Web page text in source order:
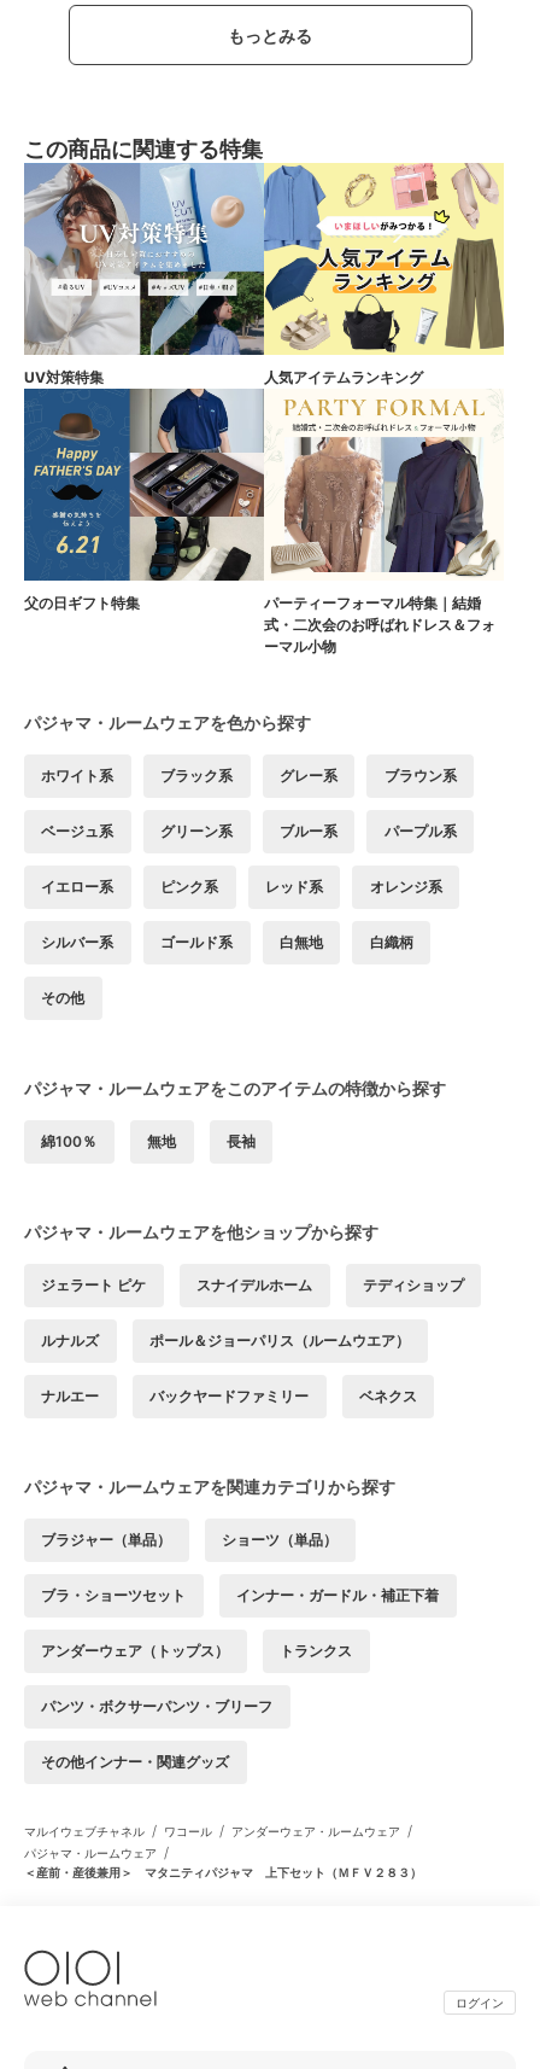
もっとみる
この商品に関連する特集
UV対策特集 人気アイテムランキング
父の日ギフト特集
パーティーフォーマル特集｜結婚
式・二次会のお呼ばれドレス＆フォ
ーマル小物
パジャマ・ルームウェアを色から探す
ホワイト系 ブラック系 グレー系 ブラウン系
ベージュ系 グリーン系 ブルー系 パープル系
イエロー系 ピンク系 レッド系 オレンジ系
シルバー系 ゴールド系 白無地 白織柄
その他
パジャマ・ルームウェアをこのアイテムの特徴から探す
綿100％ 無地 長袖
パジャマ・ルームウェアを他ショップから探す
ジェラート ピケ スナイデルホーム テディショップ
ルナルズ ポール＆ジョーパリス（ルームウエア）
ナルエー バックヤードファミリー ベネクス
パジャマ・ルームウェアを関連カテゴリから探す
ブラジャー（単品） ショーツ（単品）
ブラ・ショーツセット インナー・ガードル・補正下着
アンダーウェア（トップス） トランクス
パンツ・ボクサーパンツ・ブリーフ
その他インナー・関連グッズ
マルイウェブチャネル / ワコール / アンダーウェア・ルームウェア /
パジャマ・ルームウェア /
＜産前・産後兼用＞ マタニティパジャマ 上下セット（ＭＦＶ２８３）
ログイン